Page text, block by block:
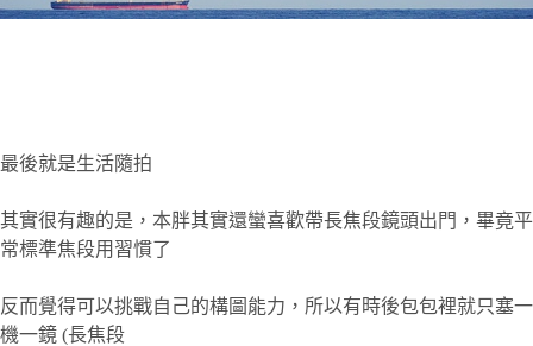
最後就是生活隨拍
其實很有趣的是，本胖其實還蠻喜歡帶長焦段鏡頭出門，畢竟平
常標準焦段用習慣了
反而覺得可以挑戰自己的構圖能力，所以有時後包包裡就只塞一
機一鏡 (長焦段